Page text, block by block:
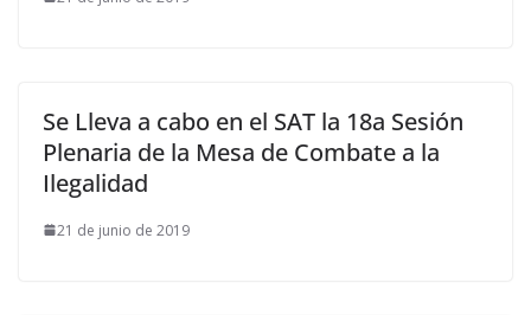
Se Lleva a cabo en el SAT la 18a Sesión
Plenaria de la Mesa de Combate a la
Ilegalidad
21 de junio de 2019